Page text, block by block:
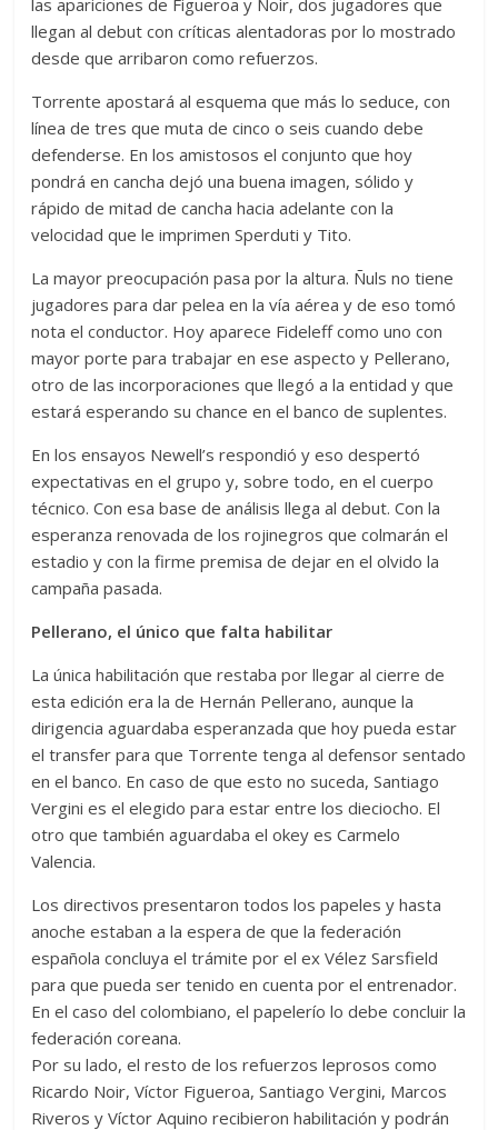
las apariciones de Figueroa y Noir, dos jugadores que
llegan al debut con críticas alentadoras por lo mostrado
desde que arribaron como refuerzos.
Torrente apostará al esquema que más lo seduce, con
línea de tres que muta de cinco o seis cuando debe
defenderse. En los amistosos el conjunto que hoy
pondrá en cancha dejó una buena imagen, sólido y
rápido de mitad de cancha hacia adelante con la
velocidad que le imprimen Sperduti y Tito.
La mayor preocupación pasa por la altura. Ñuls no tiene
jugadores para dar pelea en la vía aérea y de eso tomó
nota el conductor. Hoy aparece Fideleff como uno con
mayor porte para trabajar en ese aspecto y Pellerano,
otro de las incorporaciones que llegó a la entidad y que
estará esperando su chance en el banco de suplentes.
En los ensayos Newell’s respondió y eso despertó
expectativas en el grupo y, sobre todo, en el cuerpo
técnico. Con esa base de análisis llega al debut. Con la
esperanza renovada de los rojinegros que colmarán el
estadio y con la firme premisa de dejar en el olvido la
campaña pasada.
Pellerano, el único que falta habilitar
La única habilitación que restaba por llegar al cierre de
esta edición era la de Hernán Pellerano, aunque la
dirigencia aguardaba esperanzada que hoy pueda estar
el transfer para que Torrente tenga al defensor sentado
en el banco. En caso de que esto no suceda, Santiago
Vergini es el elegido para estar entre los dieciocho. El
otro que también aguardaba el okey es Carmelo
Valencia.
Los directivos presentaron todos los papeles y hasta
anoche estaban a la espera de que la federación
española concluya el trámite por el ex Vélez Sarsfield
para que pueda ser tenido en cuenta por el entrenador.
En el caso del colombiano, el papelerío lo debe concluir la
federación coreana.
Por su lado, el resto de los refuerzos leprosos como
Ricardo Noir, Víctor Figueroa, Santiago Vergini, Marcos
Riveros y Víctor Aquino recibieron habilitación y podrán